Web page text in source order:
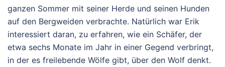
ganzen Sommer mit seiner Herde und seinen Hunden
auf den Bergweiden verbrachte. Natürlich war Erik
interessiert daran, zu erfahren, wie ein Schäfer, der
etwa sechs Monate im Jahr in einer Gegend verbringt,
in der es freilebende Wölfe gibt, über den Wolf denkt.